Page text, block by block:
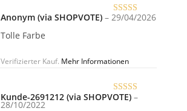
Bewertet
Anonym (via SHOPVOTE) – 29/04/2026
Tolle Farbe
Verifizierter Kauf. Mehr Informationen
Bewertet
Kunde-2691212 (via SHOPVOTE) –
28/10/2022